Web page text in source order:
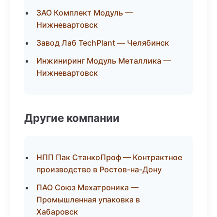
ЗАО Комплект Модуль —
Нижневартовск
Завод Лаб TechPlant — Челябинск
Инжиниринг Модуль Металлика —
Нижневартовск
Другие компании
НПП Пак СтанкоПроф — Контрактное
производство в Ростов-на-Дону
ПАО Союз Мехатроника —
Промышленная упаковка в
Хабаровск